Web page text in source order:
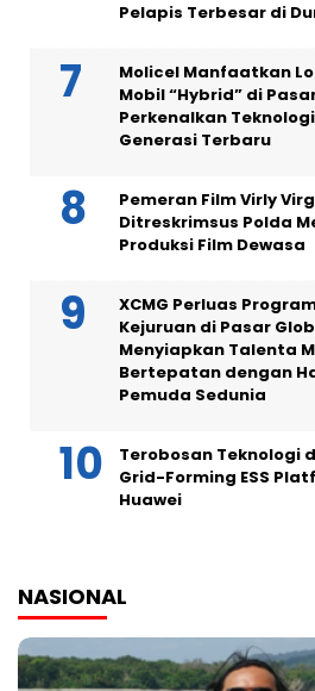
Pelapis Terbesar di
Molicel Manfaatkan
Mobil “Hybrid” di
Perkenalkan
Generasi Terbaru
Pemeran Film Virly
Ditreskrimsus Polda
Produksi Film Dewasa
XCMG Perluas
Kejuruan di Pasar
Menyiapkan Talenta
Bertepatan dengan
Pemuda Sedunia
Terobosan Teknologi
Grid-Forming ESS
Huawei
NASIONAL